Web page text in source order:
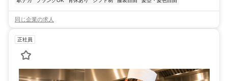
同じ企業の求人
正社員